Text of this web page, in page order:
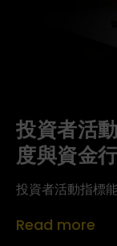
投資者活
度與資金
投資者活動指標
Read more